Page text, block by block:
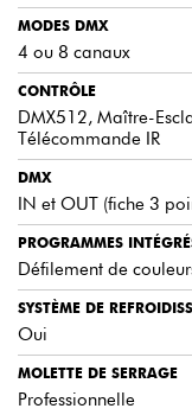
MODES DMX
4 ou 8 canaux
CONTRÔLE
DMX512, Maître-
Télécommande IR
DMX
IN et OUT (fiche 3
PROGRAMMES
Défilement de
SYSTÈME DE
Oui
MOLETTE DE SERRAGE
Professionnelle